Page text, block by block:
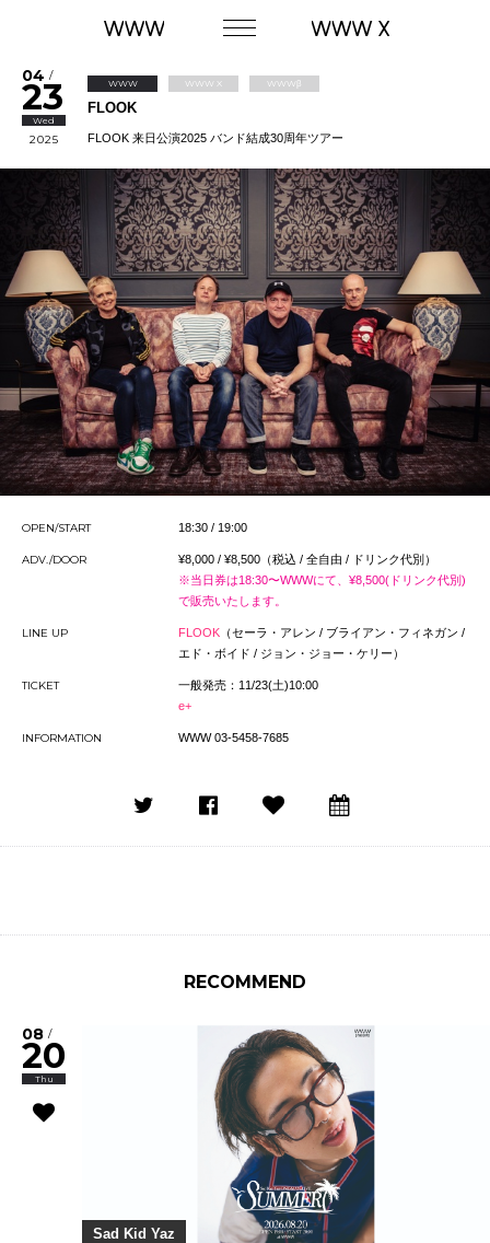
04 /
23
Wed
2025
WWW WWW X WWWβ
FLOOK
FLOOK 来日公演2025 バンド結成30周年ツアー
OPEN/START 18:30 / 19:00
ADV./DOOR
¥8,000 / ¥8,500（税込 / 全自由 / ドリンク代別）
※当日券は18:30〜WWWにて、¥8,500(ドリンク代別)
で販売いたします。
LINE UP FLOOK（セーラ・アレン / ブライアン・フィネガン /
エド・ボイド / ジョン・ジョー・ケリー）
TICKET
一般発売：11/23(土)10:00
e+
INFORMATION WWW 03-5458-7685
RECOMMEND
08 /
20
Thu
Sad Kid Yaz